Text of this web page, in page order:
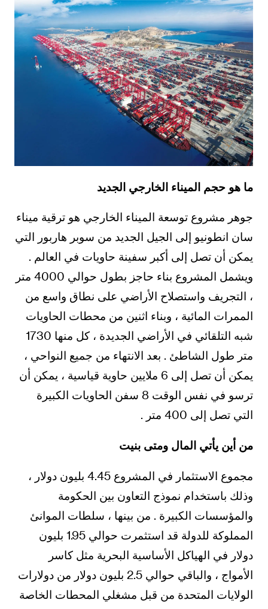
ما هو حجم الميناء الخارجي الجديد
جوهر مشروع توسعة الميناء الخارجي هو ترقية ميناء
سان انطونيو إلى الجيل الجديد من سوبر هاربور التي
يمكن أن تصل إلى أكبر سفينة حاويات في العالم .
ويشمل المشروع بناء حاجز بطول حوالي 4000 متر
، التجريف واستصلاح الأراضي على نطاق واسع من
الممرات المائية ، وبناء اثنين من محطات الحاويات
شبه التلقائي في الأراضي الجديدة ، كل منها 1730
متر طول الشاطئ . بعد الانتهاء من جميع النواحي ،
يمكن أن تصل إلى 6 ملايين حاوية قياسية ، يمكن أن
ترسو في نفس الوقت 8 سفن الحاويات الكبيرة
التي تصل إلى 400 متر .
من أين يأتي المال ومتى بنيت
مجموع الاستثمار في المشروع 4.45 بليون دولار ،
وذلك باستخدام نموذج التعاون بين الحكومة
والمؤسسات الكبيرة . من بينها ، سلطات الموانئ
المملوكة للدولة قد استثمرت حوالي 1.95 بليون
دولار في الهياكل الأساسية البحرية مثل كاسر
الأمواج ، والباقي حوالي 2.5 بليون دولار من دولارات
الولايات المتحدة من قبل مشغلي المحطات الخاصة